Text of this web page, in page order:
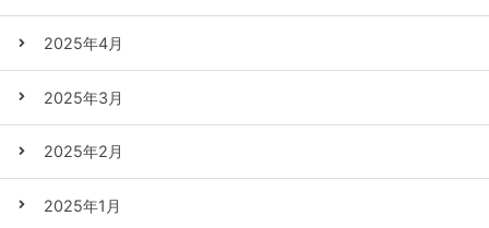
2025年4月
2025年3月
2025年2月
2025年1月